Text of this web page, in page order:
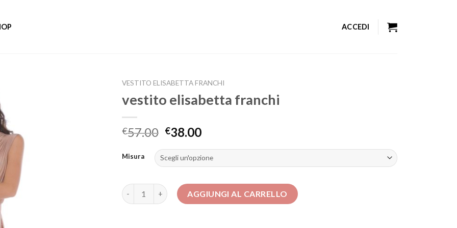
ACCEDI
VESTITO ELISABETTA FRANCHI
vestito elisabetta franchi
€57.00 €38.00
Misura
vestito elisabetta franchi quantità
AGGIUNGI AL CARRELLO